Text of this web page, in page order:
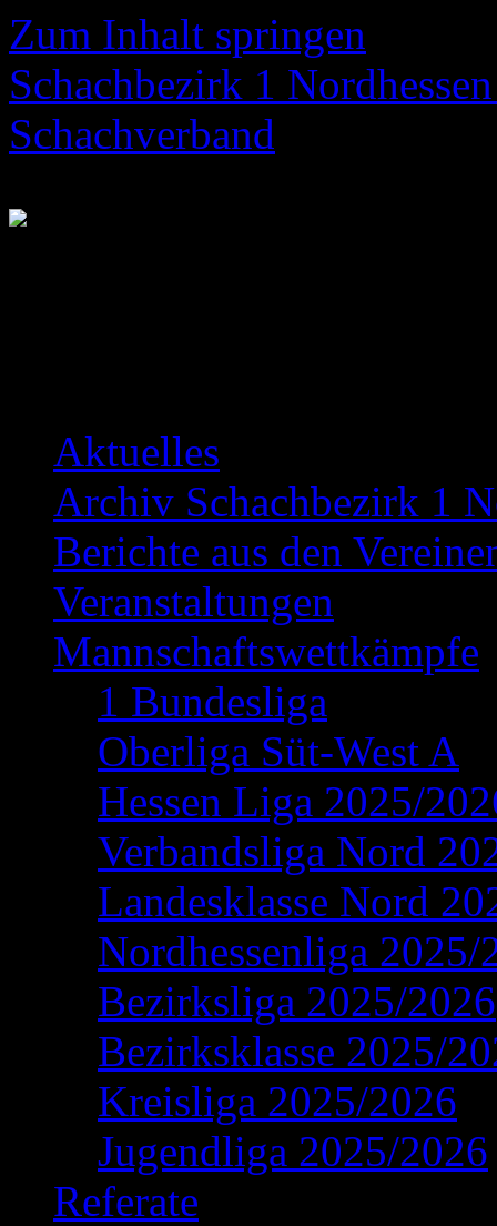
Zum Inhalt springen
Schachbezirk 1
Schachverband
Aktuelles
Archiv Schachbezirk 1
Berichte aus den
Veranstaltungen
Mannschaftswettkämpfe
1 Bundesliga
Oberliga Süt-West A
Hessen Liga 2025/
Verbandsliga Nord
Landesklasse Nord
Nordhessenliga 2025/
Bezirksliga 2025/2026
Bezirksklasse 2025/
Kreisliga 2025/2026
Jugendliga 2025/2026
Referate